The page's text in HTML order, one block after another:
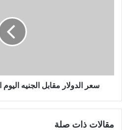
سعر الدولار مقابل الجنيه
مقالات ذات صلة